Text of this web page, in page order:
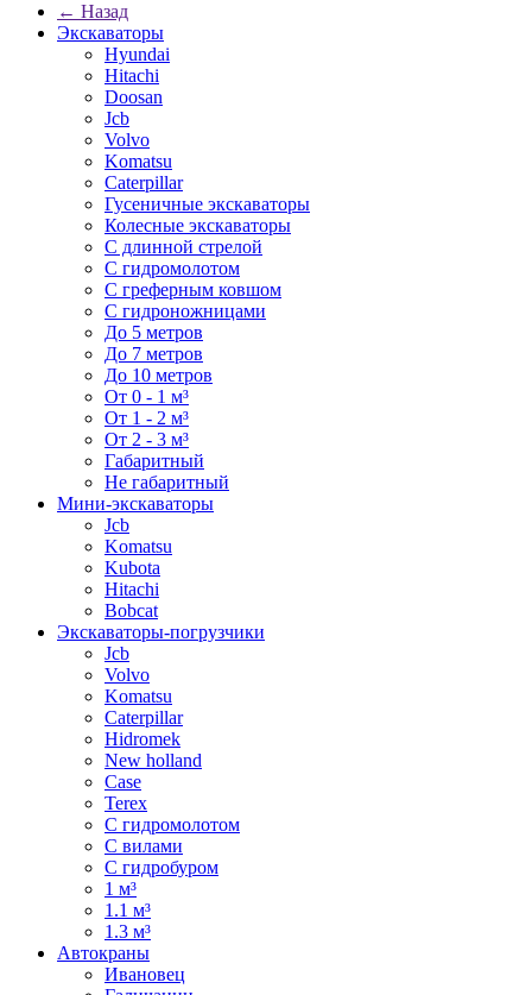
← Назад
Экскаваторы
Hyundai
Hitachi
Doosan
Jcb
Volvo
Komatsu
Caterpillar
Гусеничные экскаваторы
Колесные экскаваторы
С длинной стрелой
С гидромолотом
С греферным ковшом
С гидроножницами
До 5 метров
До 7 метров
До 10 метров
От 0 - 1 м³
От 1 - 2 м³
От 2 - 3 м³
Габаритный
Не габаритный
Мини-экскаваторы
Jcb
Komatsu
Kubota
Hitachi
Bobcat
Экскаваторы-погрузчики
Jcb
Volvo
Komatsu
Caterpillar
Hidromek
New holland
Case
Terex
С гидромолотом
С вилами
С гидробуром
1 м³
1.1 м³
1.3 м³
Автокраны
Ивановец